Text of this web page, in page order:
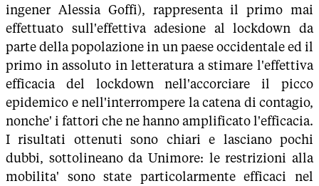
ingener Alessia Goffi), rappresenta il primo mai
effettuato sull'effettiva adesione al lockdown da
parte della popolazione in un paese occidentale ed il
primo in assoluto in letteratura a stimare l'effettiva
efficacia del lockdown nell'accorciare il picco
epidemico e nell'interrompere la catena di contagio,
nonche' i fattori che ne hanno amplificato l'efficacia.
I risultati ottenuti sono chiari e lasciano pochi
dubbi, sottolineano da Unimore: le restrizioni alla
mobilita' sono state particolarmente efficaci nel